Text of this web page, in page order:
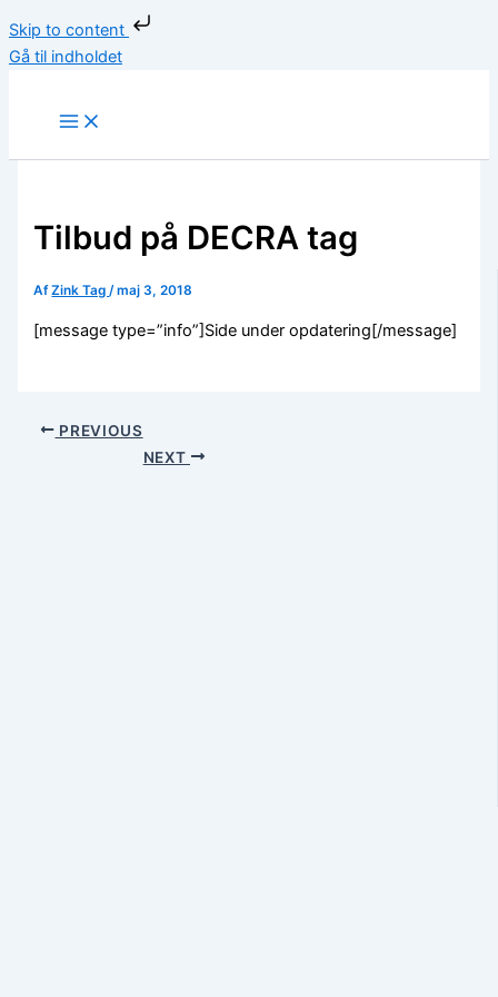
Skip to content
Gå til indholdet
Tilbud på DECRA tag
AfZink Tag/maj 3, 2018
[message type=”info”]Side under opdatering[/message]
PREVIOUS
NEXT